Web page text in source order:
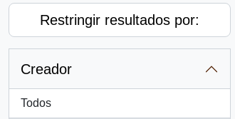
Restringir resultados por:
Creador
Todos